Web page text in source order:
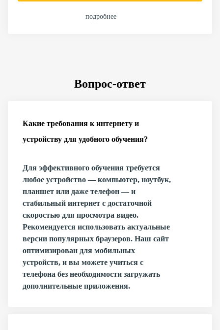
подробнее
Вопрос-ответ
Какие требования к интернету и
устройству для удобного обучения?
Для эффективного обучения требуется
любое устройство — компьютер, ноутбук,
планшет или даже телефон — и
стабильный интернет с достаточной
скоростью для просмотра видео.
Рекомендуется использовать актуальные
версии популярных браузеров. Наш сайт
оптимизирован для мобильных
устройств, и вы можете учиться с
телефона без необходимости загружать
дополнительные приложения.